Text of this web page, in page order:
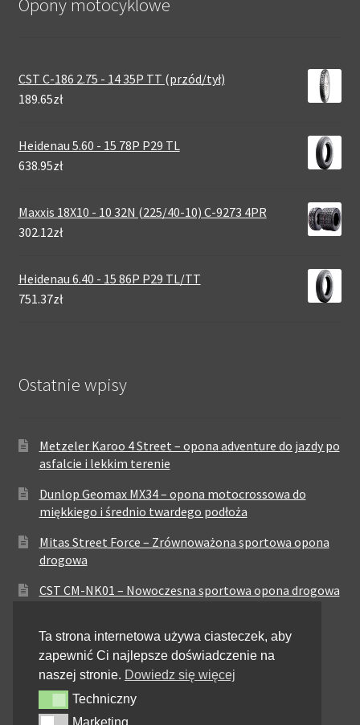
Opony motocyklowe
CST C-186 2.75 - 14 35P TT (przód/tył)
189.65zł
Heidenau 5.60 - 15 78P P29 TL
638.95zł
Maxxis 18X10 - 10 32N (225/40-10) C-9273 4PR
302.12zł
Heidenau 6.40 - 15 86P P29 TL/TT
751.37zł
Ostatnie wpisy
Metzeler Karoo 4 Street – opona adventure do jazdy po
asfalcie i lekkim terenie
Dunlop Geomax MX34 – opona motocrossowa do
miękkiego i średnio twardego podłoża
Mitas Street Force – Zrównoważona sportowa opona
drogowa
CST CM-NK01 – Nowoczesna sportowa opona drogowa
zrównoważonych osiągach
Pirelli City Demon – Niezawodność w codziennej
jeździe miejskiej
Metzeler Perfect ME77 – Klasyczna opona o
Ta strona internetowa używa ciasteczek, aby
zapewnić Ci najlepsze doświadczenie na
naszej stronie. Dowiedz się więcej
Techniczny
Techniczny
Marketing